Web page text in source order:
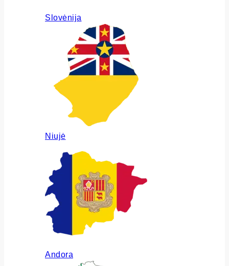
Slovėnija
Niujė
Andora